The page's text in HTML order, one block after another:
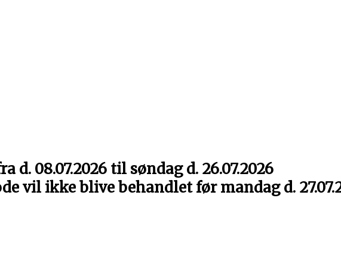
d. 08.07.2026 til søndag d. 26.07.2026
vil ikke blive behandlet før mandag d.